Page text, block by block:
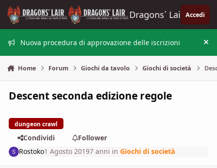
Vai al contenuto
Dragons´ Lair Accedi
Nuova procedura di approvazione delle iscrizioni
Home Forum Giochi da tavolo Giochi di società
Descent seconda edizione regole
dungeon crawl
Condividi
Follower
Rostoko1 Agosto 20197 anni inGiochi di società